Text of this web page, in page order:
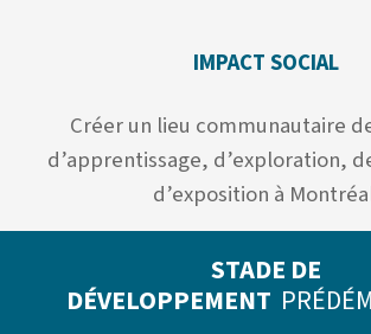
IMPACT SOCIAL
Créer un lieu communautaire
d’apprentissage, d’exploration,
d’exposition à
STADE DE
DÉVELOPPEMENT